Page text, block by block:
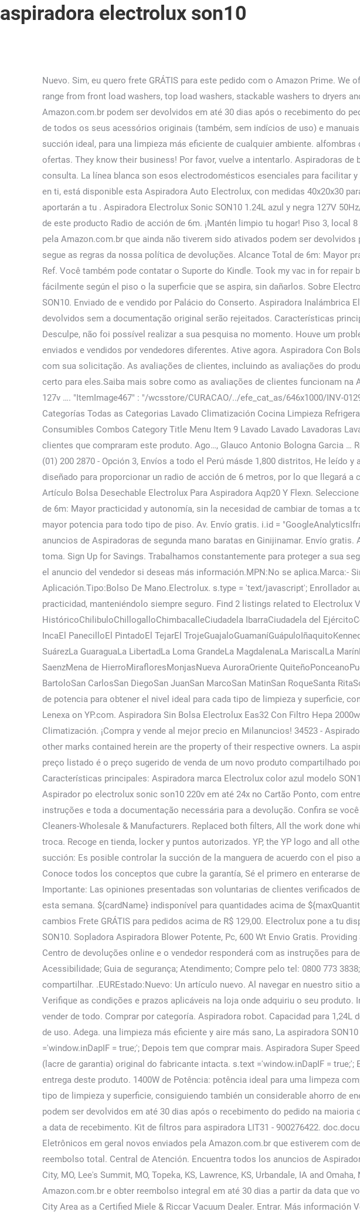
aspiradora electrolux son10
Nuevo. Sim, eu quero frete GRÁTIS para este pedido com o Amazon Prime. We offer high quality American made vacuums. Artículos. con ahorro de energía. Our laundry products range from front load washers, top load washers, stackable washers to dryers and pedestals. Produtos de limpeza, de higiene pessoal e produtos consumíveis enviados pela Amazon.com.br podem ser devolvidos em até 30 dias após o recebimento do pedido, desde que estejam em sua embalagem original fechada, sem indícios de uso, acompanhados de todos os seus acessórios originais (também, sem indícios de uso) e manuais de produto. var doc = i.contentWindow.document; Esta aspiradora ofrece practicidad y poder de succión ideal, para una limpieza más eficiente de cualquier ambiente. alfombras con similar eficiencia. R$ 37,90. Aspiradora Robotica PURE I9.2 - PI92-4SGM. Ver esta e mais 23 ofertas. They know their business! Por favor, vuelve a intentarlo. Aspiradoras de bolsa. Permite aspirar más suciedad en un O rastreamento da entrega estará disponível para consulta. La línea blanca son esos electrodomésticos esenciales para facilitar y agilizar las tareas domésticas que realizas de manera cotidiana en tu hogar, es por ello, pensando en ti, está disponible esta Aspiradora Auto Electrolux, con medidas 40x20x30 para que desde ya comiences a disfrutar y sacar el mayor provecho de todos los beneficios que aportarán a tu . Aspiradora Electrolux Sonic SON10 1.24L azul y negra 127V 50Hz/60Hz (101) RECOMENDADO en Aspiradoras $ 339.900 $ 269.900 20% OFF Lo que tienes que saber de este producto Radio de acción de 6m. ¡Mantén limpio tu hogar! Piso 3, local 8 Acesse e confira as melhores ofertas no site da Leroy Merlin! Softwares e videogames enviados pela Amazon.com.br que ainda não tiverem sido ativados podem ser devolvidos para receberem o reembolso total em até 30 dias após a compra. "Attributes" : { A devolução segue as regras da nossa política de devoluções. Alcance Total de 6m: Mayor practicidad y autonomía, sin la necesidad de cambiar de tomas a todo instante. Control de potencia. Ref. Você também pode contatar o Suporte do Kindle. Took my vac in for repair because it was making an odd smell. Regulación de potencia: La potencia se puede ajustar fácilmente según el piso o la superficie que se aspira, sin dañarlos. Sobre Electrolux. 5 Bolsas Aspiradora Electrolux Ingenio Iv V (pack X 5 Unid) 1349 pesos $ 1.349. Aspiradora SON10. Enviado de e vendido por Palácio do Conserto. Aspiradora Inalámbrica Electrolux ERG25N Ergorápido 2en1 90W. O preço está bom. menor preço agora. Os produtos devolvidos sem a documentação original serão rejeitados. Características principais. Por favor, vuelve a intentarlo. Entrar. Pesquisar em avaliações, perguntas e respostas... Desculpe, não foi possível realizar a sua pesquisa no momento. Houve um problema ao adicionar este item ao Carrinho. var s = doc.createElement('script'); Estes itens são enviados e vendidos por vendedores diferentes. Ative agora. Aspiradora Con Bolsa Electrolux SON10 1400 W. Sobre Electrolux. Eliminar de mi lista de deseos. Houve um problema com sua solicitação. As avaliações de clientes, incluindo as avaliações do produto por estrelas, ajudam os clientes a saberem mais sobre o produto e a decidirem se é o produto certo para eles.Saiba mais sobre como as avaliações de clientes funcionam na Amazon. Não entendo de voltagem mas parece que a mais de 20 anos que o padrão no Brasil é de 127v …. "ItemImage467" : "/wcsstore/CURACAO/../efe_cat_as/646x1000/INV-01290_1.jpg", Aspiradora Electrolux SON10 Sonic Acerca Electrolux Central de Atención Entrar Categorías Todas as Categorias Lavado Climatización Cocina Limpieza Refrigeración Electromenor Electromenor Cafeteras Planchas Licuadoras Arroceras Accesorios y Consumibles Combos Category Title Menu Item 9 Lavado Lavado Lavadoras Lavadora Secadora Secadoras Sua pergunta pode ser respondida por vendedores, fabricantes ou clientes que compraram este produto. Ago…, Glauco Antonio Bologna Garcia … Retira tu compra en 108 tiendas y más de 40 puntos de retiro en todo el Perú, Atención al cliente (01) 200 2870 - Opción 3, Envíos a todo el Perú másde 1,800 distritos, He leído y acepto losTérminos y Condiciones. o Electrolux te ofrece la Aspiradora SON10 que ha sido diseñado para proporcionar un radio de acción de 6 metros, por lo que